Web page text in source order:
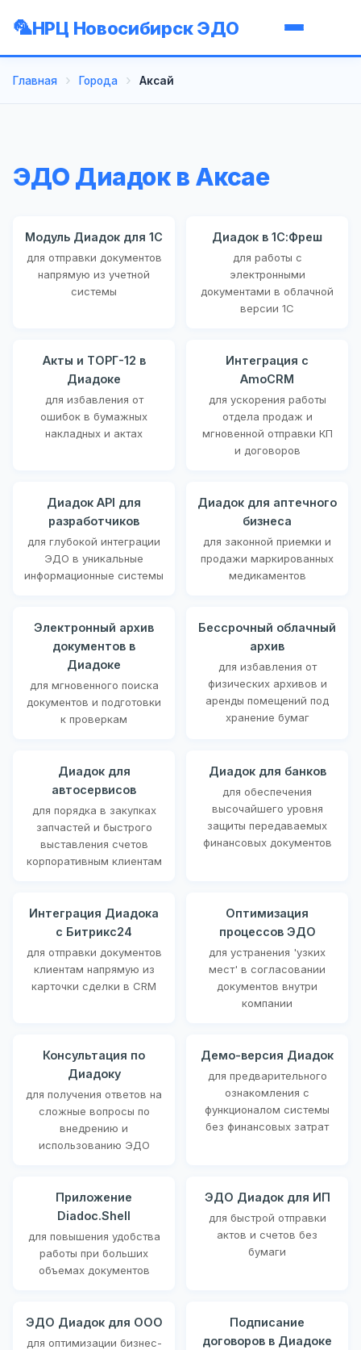
НРЦ Новосибирск ЭДО
Главная Города Аксай
ЭДО Диадок в Аксае
Модуль Диадок для 1С
для отправки документов
напрямую из учетной
системы
Диадок в 1С:Фреш
для работы с
электронными
документами в облачной
версии 1С
Акты и ТОРГ-12 в
Диадоке
для избавления от
ошибок в бумажных
накладных и актах
Интеграция с
AmoCRM
для ускорения работы
отдела продаж и
мгновенной отправки КП
и договоров
Диадок API для
разработчиков
для глубокой интеграции
ЭДО в уникальные
информационные системы
Диадок для аптечного
бизнеса
для законной приемки и
продажи маркированных
медикаментов
Электронный архив
документов в
Диадоке
для мгновенного поиска
документов и подготовки
к проверкам
Бессрочный облачный
архив
для избавления от
физических архивов и
аренды помещений под
хранение бумаг
Диадок для
автосервисов
для порядка в закупках
запчастей и быстрого
выставления счетов
корпоративным клиентам
Диадок для банков
для обеспечения
высочайшего уровня
защиты передаваемых
финансовых документов
Интеграция Диадока
с Битрикс24
для отправки документов
клиентам напрямую из
карточки сделки в CRM
Оптимизация
процессов ЭДО
для устранения 'узких
мест' в согласовании
документов внутри
компании
Консультация по
Диадоку
для получения ответов на
сложные вопросы по
внедрению и
использованию ЭДО
Демо-версия Диадок
для предварительного
ознакомления с
функционалом системы
без финансовых затрат
Приложение
Diadoc.Shell
для повышения удобства
работы при больших
объемах документов
ЭДО Диадок для ИП
для быстрой отправки
актов и счетов без
бумаги
ЭДО Диадок для ООО
для оптимизации бизнес-
Подписание
договоров в Диадоке